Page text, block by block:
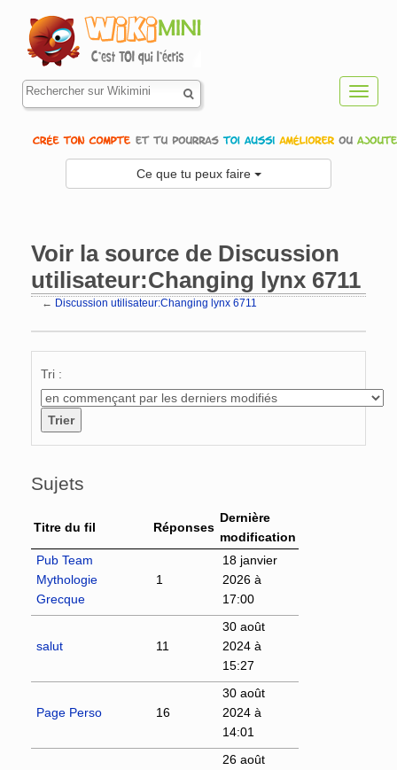
Ce que tu peux faire
Voir la source de Discussion
utilisateur:Changing lynx 6711
← Discussion utilisateur:Changing lynx 6711
Tri :
Sujets
Titre du fil Réponses
Dernière
modification
Pub Team
Mythologie
Grecque
1
18 janvier
2026 à
17:00
salut 11
30 août
2024 à
15:27
Page Perso 16
30 août
2024 à
14:01
26 août